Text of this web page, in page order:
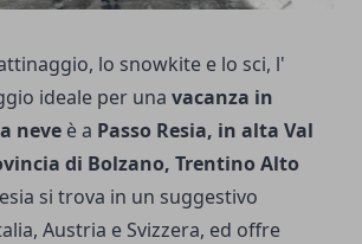
lo snowkite e lo sci, l'
ideale per una vacanza in
neve è a Passo Resia, in alta Val
di Bolzano, Trentino Alto
si trova in un suggestivo
Austria e Svizzera, ed offre